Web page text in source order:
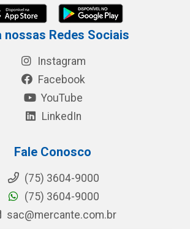
nossas Redes Sociais
Instagram
Facebook
YouTube
LinkedIn
Fale Conosco
(75) 3604-9000
(75) 3604-9000
sac@mercante.com.br